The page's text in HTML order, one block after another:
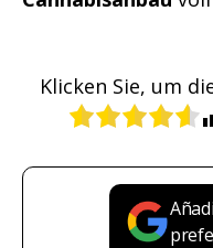
Klicken Sie, um